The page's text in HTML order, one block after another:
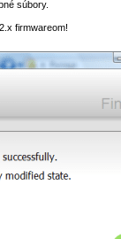
súbory.
firmwareom!